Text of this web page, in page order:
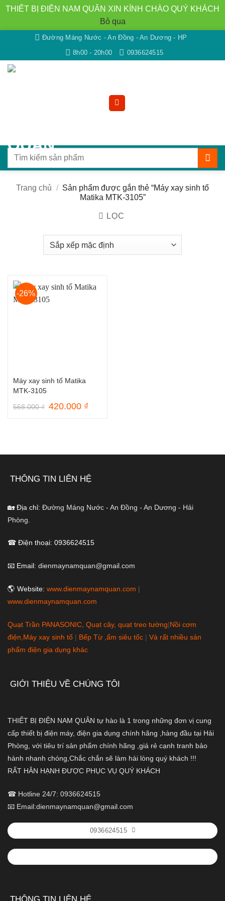
THIẾT BỊ ĐIỆN NAM QUÂN XIN KÍNH CHÀO QUÝ KHÁCH
Bỏ qua
nội
dung
Đường Máng Nước - An Đồng - An Dương - HP
8h00 - 20h00
0936624515
Tìm
Trang chủ / Sản phẩm được gắn thẻ “Máy xay sinh tố
Matika MTK-3105”
LỌC
-26%
Máy xay sinh tố Matika
MTK-3105
568.000₫ Giá
420.000 ₫Giá
THÔNG TIN LIÊN HỆ
🏡 Địa chỉ: Đường Máng Nước - An Đồng - An Dương - Hải
Phòng.
☎ Điện thoại: 0936624515
📧 Email: dienmaynamquan@gmail.com
🌎 Website: www.dienmaynamquan.com |
www.dienmaynamquan.com
Quạt Trần PANASONIC, Quạt cây, quạt treo tường|Nồi cơm
điện,Máy xay sinh tố | Bếp Từ ,ấm siêu tốc | Và rất nhiều sản
phẩm điện gia dụng khác
GIỚI THIỆU VỀ CHÚNG TÔI
THIẾT BỊ ĐIỆN NAM QUÂN tự hào là 1 trong những đơn vị cung
cấp thiết bị điện máy, điện gia dụng chính hãng ,hàng đầu tại Hải
Phòng, với tiêu trí sản phẩm chính hãng ,giá rẻ cạnh tranh bảo
hành nhanh chóng,Chắc chắn sẽ làm hài lòng quý khách !!!
RẤT HÂN HẠNH ĐƯỢC PHỤC VỤ QUÝ KHÁCH
☎ Hotline 24/7: 0936624515
📧 Email:dienmaynamquan@gmail.com
0936624515
THÔNG TIN LIÊN HỆ